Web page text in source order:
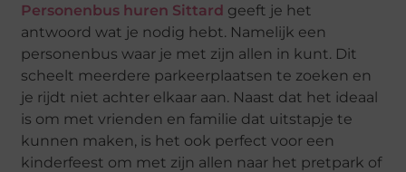
Personenbus huren Sittard geeft je het
antwoord wat je nodig hebt. Namelijk een
personenbus waar je met zijn allen in kunt. Dit
scheelt meerdere parkeerplaatsen te zoeken en
je rijdt niet achter elkaar aan. Naast dat het ideaal
is om met vrienden en familie dat uitstapje te
kunnen maken, is het ook perfect voor een
kinderfeest om met zijn allen naar het pretpark of